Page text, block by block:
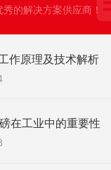
的解决方案供应商！
作原理及技术解析
在工业中的重要性